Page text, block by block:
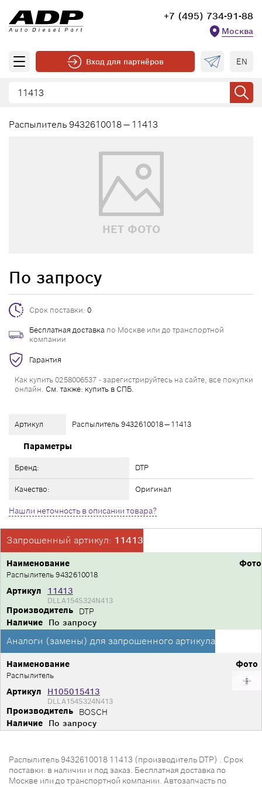
+7 (495) 734-91-88
Москва
Вход для партнёров EN
Распылитель 9432610018 — 11413
НЕТ ФОТО
Артикул Распылитель 9432610018 — 11413
Параметры
Бренд: DTP
Качество: Оригинал
Нашли неточность в описании товара?
По запросу
Срок поставки: 0
Бесплатная доставка по Москве или до транспортной
компании
Гарантия
Как купить 0258006537 - зарегистрируйтесь на сайте, все покупки
онлайн. См. также: купить в СПБ.
Запрошенный артикул: 11413
Фото
Производитель DTP
Артикул 11413
DLLA154S324N413
Наименование
Распылитель 9432610018
Наличие По запросу
Аналоги (замены) для запрошенного артикула
Фото
Производитель BOSCH
Артикул H105015413
DLLA154S324N413
Наименование
Распылитель
Наличие По запросу
Распылитель 9432610018 11413 (производитель DTP) . Срок
поставки: в наличии и под заказ. Бесплатная доставка по
Москве или до транспортной компании. Автозапчасть по